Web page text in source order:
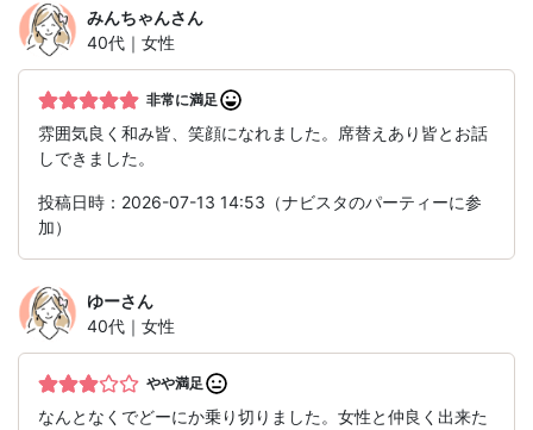
みんちゃんさん
40代｜女性
非常に満足
雰囲気良く和み皆、笑顔になれました。席替えあり皆とお話
しできました。
投稿日時：2026-07-13 14:53（ナビスタのパーティーに参
加）
ゆーさん
40代｜女性
やや満足
なんとなくでどーにか乗り切りました。女性と仲良く出来た